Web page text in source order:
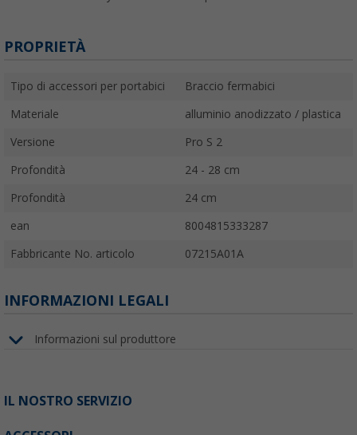
PROPRIETÀ
Tipo di accessori per portabici Braccio fermabici
Materiale alluminio anodizzato / plastica
Versione Pro S 2
Profondità 24 - 28 cm
Profondità 24 cm
ean 8004815333287
Fabbricante No. articolo 07215A01A
INFORMAZIONI LEGALI
Informazioni sul produttore
IL NOSTRO SERVIZIO